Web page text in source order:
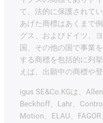
て、法的に保護されて
あげた商標はあくまで
グス、およびドイツ、
国、その他の国で事業
する商標を包括的に列
えば、出願中の商標や
igus SE&Co.KGは、
Beckhoff、Lahr、
Motion、ELAU、FAGOR